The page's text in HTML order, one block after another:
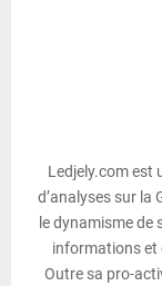
Ledjely.com est
d’analyses sur la
le dynamisme de
informations et
Outre sa pro-